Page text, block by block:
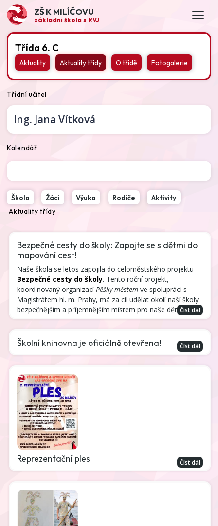
ZŠ K MILÍČOVU
základní škola s RVJ
Třída 6. C
Aktuality Aktuality třídy O třídě Fotogalerie
Třídní učitel
Ing. Jana Vítková
Kalendář
Škola Žáci Výuka Rodiče
Aktivity
Aktuality třídy
Bezpečné cesty do školy: Zapojte se s dětmi do
mapování cest!
Naše škola se letos zapojila do celoměstského projektu
Bezpečné cesty do školy. Tento roční projekt,
koordinovaný organizacíPěšky městem ve spolupráci s
Magistrátem hl. m. Prahy, má za cíl udělat okolí naší školy
bezpečnějším a příjemnějším místem pro naše děti.Číst dál
Školní knihovna je oficiálně otevřena! Číst dál
Reprezentační ples Číst dál